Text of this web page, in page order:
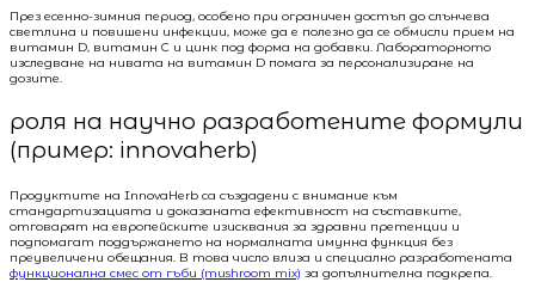
През есенно-зимния период, особено при ограничен достъп до слънчева
светлина и повишени инфекции, може да е полезно да се обмисли прием на
витамин D, витамин C и цинк под форма на добавки. Лабораторното
изследване на нивата на витамин D помага за персонализиране на
дозите.
роля на научно разработените формули
(пример: innovaherb)
Продуктите на InnovaHerb са създадени с внимание към
стандартизацията и доказаната ефективност на съставките,
отговарят на европейските изисквания за здравни претенции и
подпомагат поддържането на нормалната имунна функция без
преувеличени обещания. В това число влиза и специално разработената
функционална смес от гъби (mushroom mix) за допълнителна подкрепа.